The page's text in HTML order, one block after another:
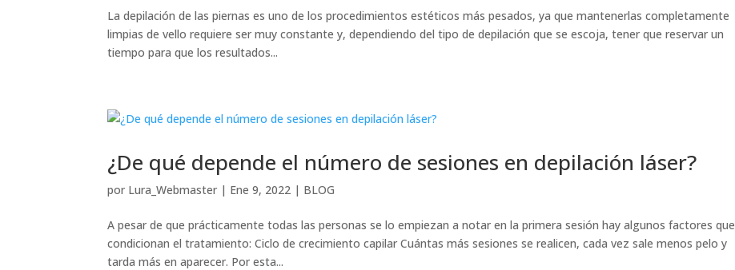
La depilación de las piernas es uno de los procedimientos estéticos más pesados, ya que mantenerlas completamente
limpias de vello requiere ser muy constante y, dependiendo del tipo de depilación que se escoja, tener que reservar un
tiempo para que los resultados...
¿De qué depende el número de sesiones en depilación láser?
por Lura_Webmaster | Ene 9, 2022 | BLOG
A pesar de que prácticamente todas las personas se lo empiezan a notar en la primera sesión hay algunos factores que
condicionan el tratamiento: Ciclo de crecimiento capilar Cuántas más sesiones se realicen, cada vez sale menos pelo y
tarda más en aparecer. Por esta...